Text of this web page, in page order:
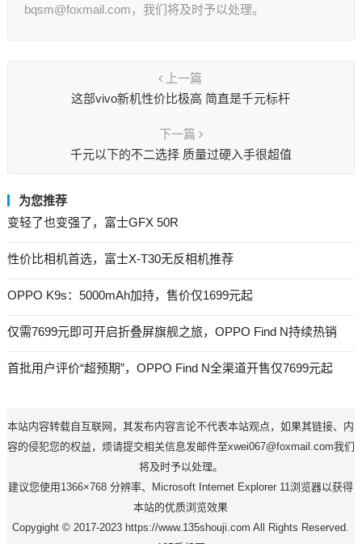
bqsm@foxmail.com，我们将及时予以处理。
上一篇
这部vivo新机性价比极高 简直是千元标杆
下一篇
千元以下的不二选择 质量过硬入手很超值
为您推荐
变轻了也变强了，富士GFX 50R
性价比相机首选，富士X-T30无反相机推荐
OPPO K9s：5000mAh加持，售价仅1699元起
仅需7699元即可开启折叠屏旗舰之旅，OPPO Find N持续热销
首批用户评价“超预期”，OPPO Find N全渠道开售仅7699元起
本站内容转载自互联网，其发布内容言论不代表本站观点，如果其链接、内
容的侵犯您的权益，烦请提交相关信息发邮件至xwei067@foxmail.com我们
将及时予以处理。
建议您使用1366×768 分辨率、Microsoft Internet Explorer 11浏览器以获得
本站的优质浏览效果
Copygight © 2017-2023 https://www.135shouji.com All Rights Reserved.